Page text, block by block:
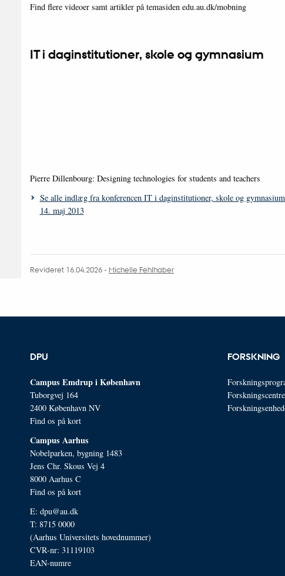
Find flere videoer samt artikler på temasiden edu.au.dk/mobning
IT i daginstitutioner, skole og gymnasium
Pierre Dillenbourg: Designing technologies for students and teachers
Se alle indlæg fra konferencen IT i daginstitutioner, skole og
14. maj 2013
Revideret 16.04.2026- Michelle Fehlhaber
DPU
Campus Emdrup i København
Tuborgvej 164
2400 København NV
Find os på kort
Campus Aarhus
Nobelparken, bygning 1483
Jens Chr. Skous Vej 4
8000 Aarhus C
Find os på kort
E: dpu@au.dk
T: 8715 0000
(Aarhus Universitets hovednummer)
CVR-nr: 31119103
EAN-numre
FORSKNING
Forskningscentre